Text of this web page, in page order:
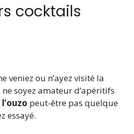
cocktails
veniez ou n’ayez visité la
soyez amateur d’apéritifs
peut-être pas quelque
essayé.